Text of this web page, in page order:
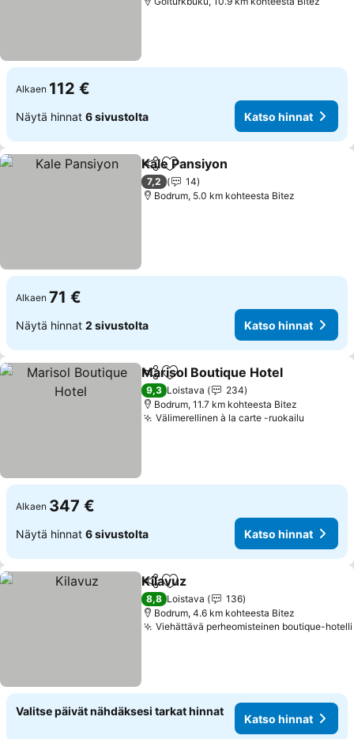
Alkaen 112 €
Näytä hinnat 6 sivustolta Katso hinnat
Jaa Lisää suosikkeihin
Kale Pansiyon
7,2
14
Bodrum, 5.0 km kohteesta Bitez
Alkaen 71 €
Näytä hinnat 2 sivustolta Katso hinnat
Jaa Lisää suosikkeihin
Marisol Boutique Hotel
9,3 Loistava
234
Bodrum, 11.7 km kohteesta Bitez
Välimerellinen à la carte -ruokailu
Alkaen 347 €
Näytä hinnat 6 sivustolta Katso hinnat
Jaa Lisää suosikkeihin
Kilavuz
8,8 Loistava
136
Bodrum, 4.6 km kohteesta Bitez
Viehättävä perheomisteinen boutique-hotelli
Valitse päivät nähdäksesi tarkat hinnat
Katso hinnat